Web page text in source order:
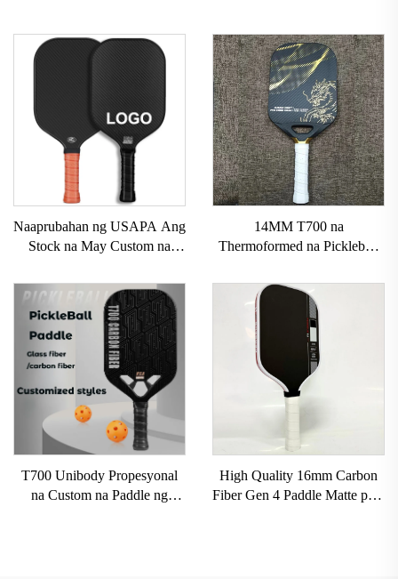
Naaprubahan ng USAPA Ang
Stock na May Custom na
na Pickleball Paddle na may
Carbon Surface T700 Raw na
Carbon Fiber na Pickleball
Paddles 2024
14MM T700 na
Thermoformed na Pickleball
Fiber na Pickleball Paddle na
May Mahusay na Grit
Naaprubahan ng USAPA ang
Pickleball Racket
T700 Unibody Propesyonal
na Custom na Paddle ng
High Quality 16mm Carbon
Fiber Gen 4 Paddle Matte para